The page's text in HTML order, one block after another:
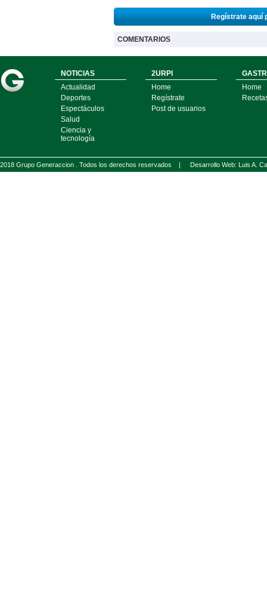
Regístrate aquí
COMENTARIOS
NOTICIAS
Actualidad
Deportes
Espectáculos
Salud
Ciencia y
tecnología
2URPI
Home
Regístrate
Post de usuarios
Home
2018 Grupo Generaccion . Todos los derechos reservados | Desarrollo Web: Luis